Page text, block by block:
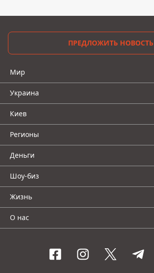
ПРЕДЛОЖИТЬ НОВОСТЬ
Мир
Украина
Киев
Регионы
Деньги
Шоу-биз
Жизнь
О нас